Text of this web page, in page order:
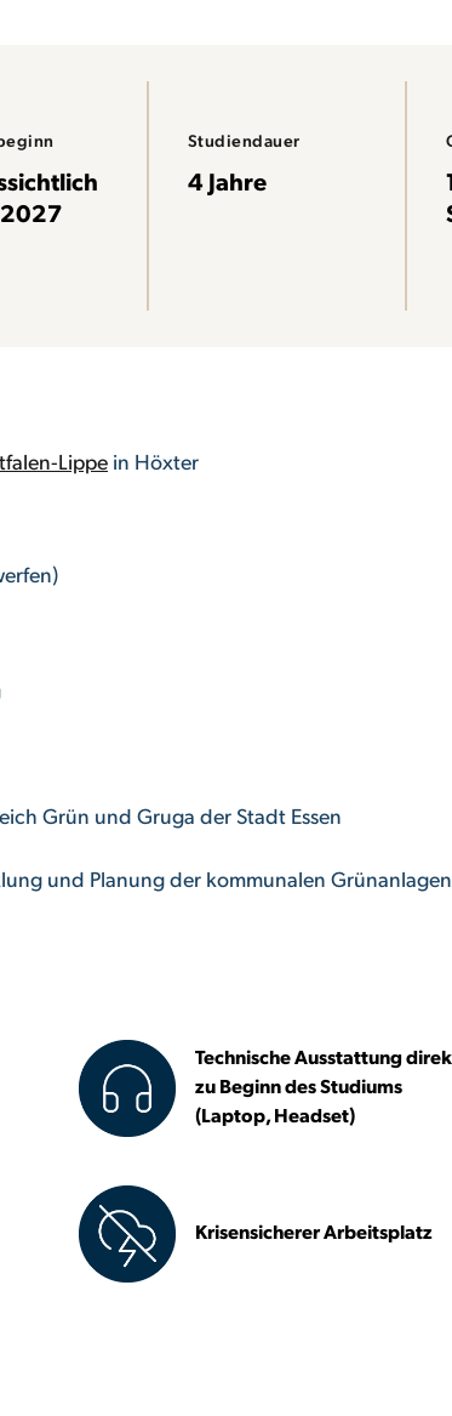
Studiendauer
4 Jahre
Lippe in Höxter
Grün und Gruga der Stadt Essen
und Planung der kommunalen
Technische Ausstattung
zu Beginn des Studiums
(Laptop, Headset)
Krisensicherer Arbeitsplatz